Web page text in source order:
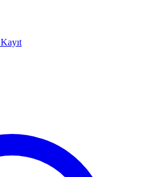
Kayıt